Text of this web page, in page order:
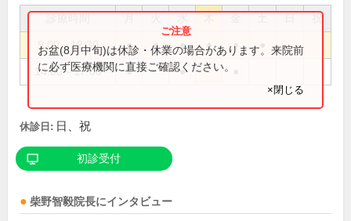
祝
9:00～12:30 ● ● ● ● ●
14:00～17:00 ● ●
お盆(8月中旬)は休診・休業の場合があります。来院前
に必ず医療機関に直接ご確認ください。
×閉じる
休診日: 日、祝
初診受付
柴野智毅院長にインタビュー